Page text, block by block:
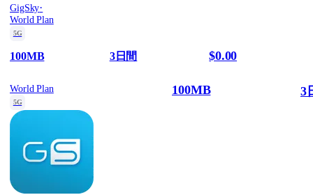
GigSky·
World Plan
5G
100MB 3日間 $0.00
World Plan
5G
100MB 3